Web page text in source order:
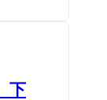
下